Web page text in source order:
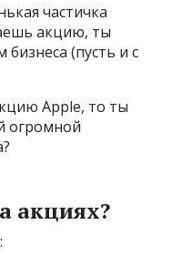
частичка
акцию, ты
(пусть и с
Apple, то ты
огромной
акциях?